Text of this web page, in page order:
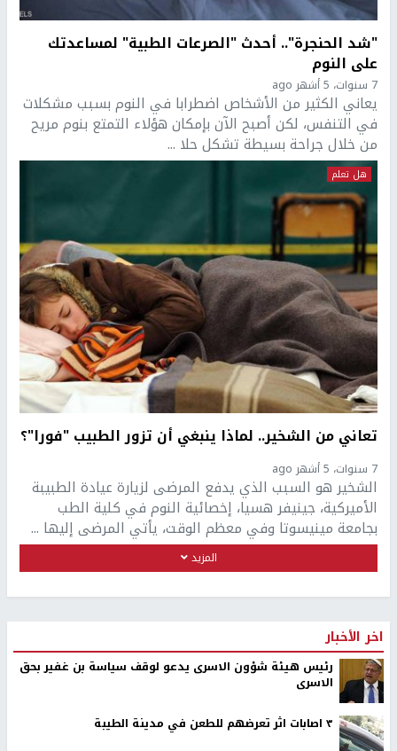
"شد الحنجرة".. أحدث "الصرعات الطبية" لمساعدتك
على النوم
7 سنوات، 5 أشهر ago
يعاني الكثير من الأشخاص اضطرابا في النوم بسبب مشكلات
في التنفس، لكن أصبح الآن بإمكان هؤلاء التمتع بنوم مريح
من خلال جراحة بسيطة تشكل حلا ...
هل تعلم
تعاني من الشخير.. لماذا ينبغي أن تزور الطبيب "فورا"؟
7 سنوات، 5 أشهر ago
الشخير هو السبب الذي يدفع المرضى لزيارة عيادة الطبيبة
الأميركية، جينيفر هسيا، إخصائية النوم في كلية الطب
بجامعة مينيسوتا وفي معظم الوقت، يأتي المرضى إليها ...
المزيد
اخر الأخبار
رئيس هيئة شؤون الاسرى يدعو لوقف سياسة بن غفير بحق
الاسرى
٣ اصابات اثر تعرضهم للطعن في مدينة الطيبة